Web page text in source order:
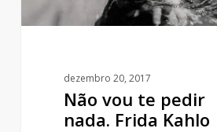
dezembro 20, 2017
Não vou te pedir
nada. Frida Kahlo